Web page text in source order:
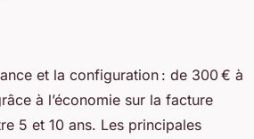
et la configuration : de 300 € à
à l’économie sur la facture
5 et 10 ans. Les principales